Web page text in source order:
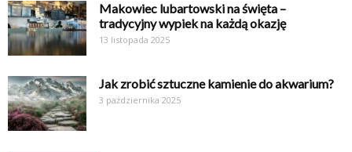
Makowiec lubartowski na święta –
tradycyjny wypiek na każdą okazję
13 listopada 2025
Jak zrobić sztuczne kamienie do akwarium?
3 października 2025